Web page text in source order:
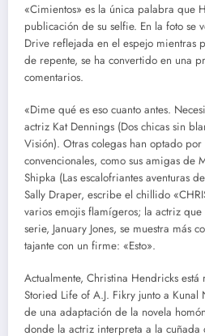
«Cimientos» es la única palabra que
publicación de su selfie. En la foto se
Drive reflejada en el espejo mientras
de repente, se ha convertido en una
comentarios.
«Dime qué es eso cuanto antes.
actriz Kat Dennings (Dos chicas sin
Visión). Otras colegas han optado por
convencionales, como sus amigas de
Shipka (Las escalofriantes aventuras
Sally Draper, escribe el chillido
varios emojis flamígeros; la actriz
serie, January Jones, se muestra más
tajante con un firme: «Esto».
Actualmente, Christina Hendricks
Storied Life of A.J. Fikry junto a Kunal
de una adaptación de la novela
donde la actriz interpreta a la cuñada